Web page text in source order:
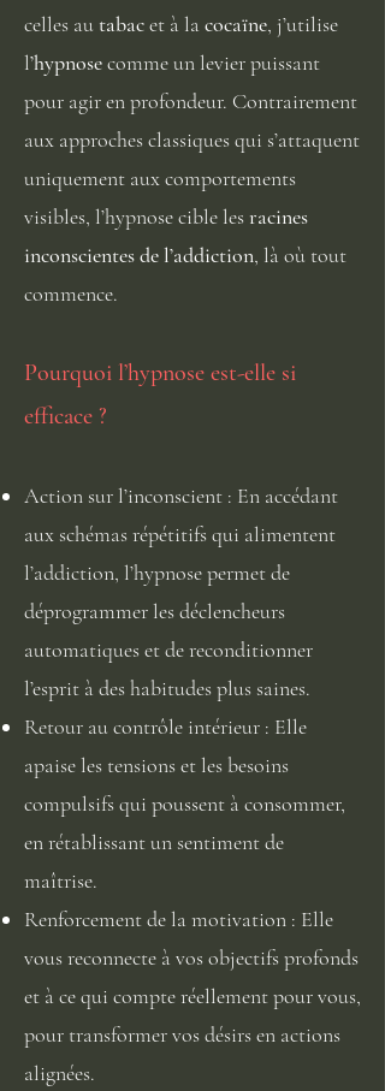
celles au tabacet à la cocaïne, j’utilise
l’hypnosecomme un levier puissant
pour agir en profondeur. Contrairement
aux approches classiques qui s’attaquent
uniquement aux comportements
visibles, l’hypnose cible les racines
inconscientes de l’addiction, là où tout
commence.
Pourquoi l’hypnose est-elle si
efficace ?
Action sur l’inconscient : En accédant
aux schémas répétitifs qui alimentent
l’addiction, l’hypnose permet de
déprogrammer les déclencheurs
automatiques et de reconditionner
l’esprit à des habitudes plus saines.
Retour au contrôle intérieur : Elle
apaise les tensions et les besoins
compulsifs qui poussent à consommer,
en rétablissant un sentiment de
maîtrise.
Renforcement de la motivation : Elle
vous reconnecte à vos objectifs profonds
et à ce qui compte réellement pour vous,
pour transformer vos désirs en actions
alignées.